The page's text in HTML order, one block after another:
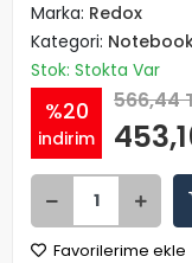
Marka: Redox
Kategori:
Stok: Stokta Var
%20
indirim
566,44
Favorilerime ekle